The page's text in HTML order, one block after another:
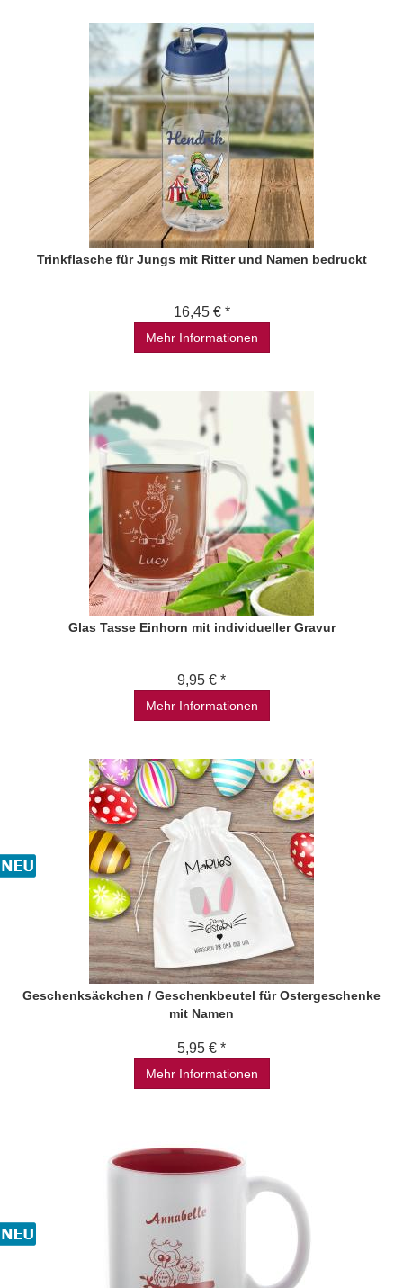
Trinkflasche für Jungs mit Ritter und Namen bedruckt
16,45 € *
Mehr Informationen
Glas Tasse Einhorn mit individueller Gravur
9,95 € *
Mehr Informationen
Geschenksäckchen / Geschenkbeutel für Ostergeschenke
mit Namen
5,95 € *
Mehr Informationen